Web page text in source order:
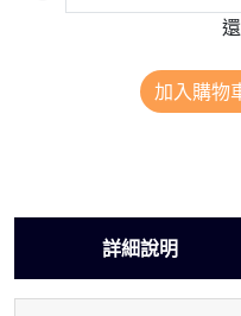
加入購物
詳細說明